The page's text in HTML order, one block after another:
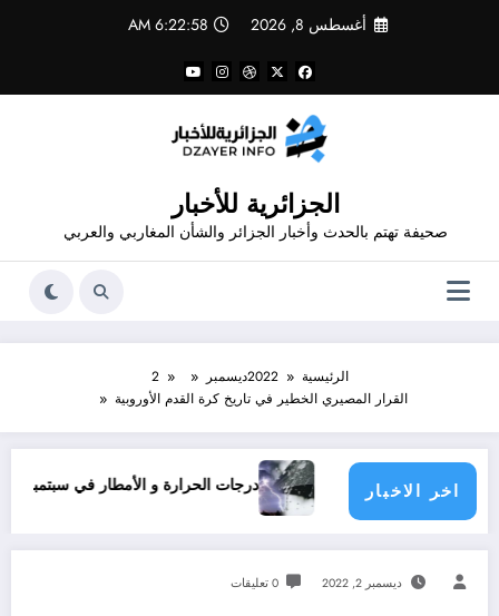
أغسطس 8, 2026 6:22:58 AM
الجزائرية للأخبار
صحيفة تهتم بالحدث وأخبار الجزائر والشأن المغاربي والعربي
الرئيسية 2022ديسمبر
2
القرار المصيري الخطير في تاريخ كرة القدم الأوروبية
اخر الاخبار
يناشدون؟ درجات الحرارة و الأمطار في سبتمبر 2026 في الجزائر
ديسمبر 2, 2022 0 تعليقات